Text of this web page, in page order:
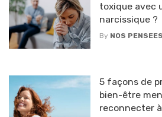
toxique avec
narcissique ?
By NOS PENSEES
5 façons de
bien-être
reconnecter